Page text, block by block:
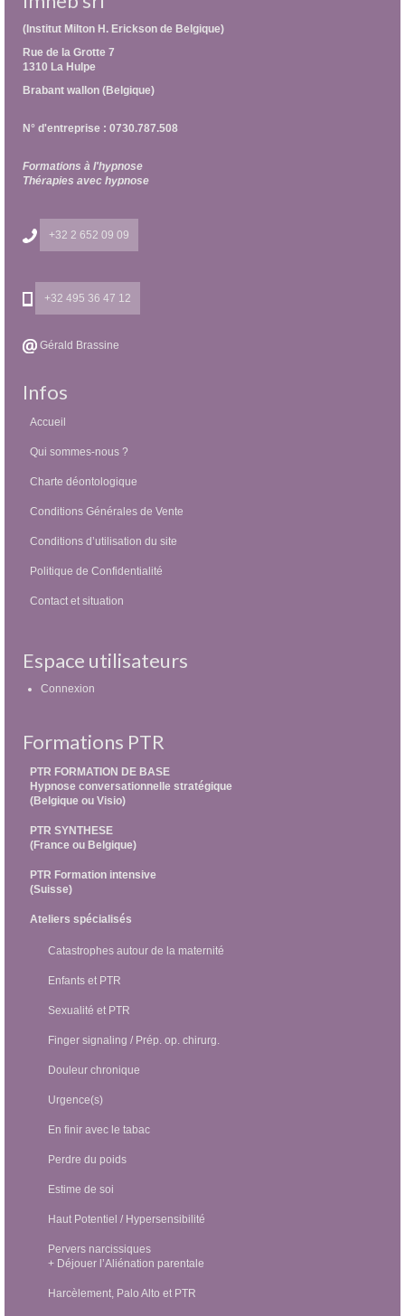
(Institut Milton H. Erickson de Belgique)
Rue de la Grotte 7
1310 La Hulpe
Brabant wallon (Belgique)
N° d'entreprise : 0730.787.508
Formations à l'hypnose
Thérapies avec hypnose
+32 2 652 09 09
+32 495 36 47 12
Gérald Brassine
Infos
Accueil
Qui sommes-nous ?
Charte déontologique
Conditions Générales de Vente
Conditions d’utilisation du site
Politique de Confidentialité
Contact et situation
Espace utilisateurs
Connexion
Formations PTR
PTR FORMATION DE BASE
Hypnose conversationnelle stratégique
(Belgique ou Visio)
PTR SYNTHESE
(France ou Belgique)
PTR Formation intensive
(Suisse)
Ateliers spécialisés
Catastrophes autour de la maternité
Enfants et PTR
Sexualité et PTR
Finger signaling / Prép. op. chirurg.
Douleur chronique
Urgence(s)
En finir avec le tabac
Perdre du poids
Estime de soi
Haut Potentiel / Hypersensibilité
Pervers narcissiques
+ Déjouer l’Aliénation parentale
Harcèlement, Palo Alto et PTR